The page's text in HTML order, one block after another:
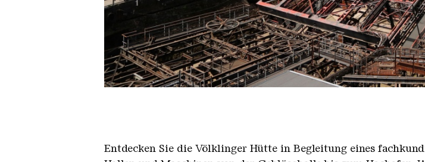
Der Erzschrägaufzug der Völklinger Hütte mit dem Gasometer
Copyright: Weltkulturerbe Völklinger Hütte | Karl Heinrich Veith
Entdecken Sie die Völklinger Hütte in Begleitung eines